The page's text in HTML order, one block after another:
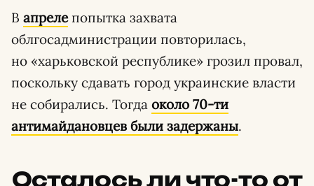
В апрелепопытка захвата
облгосадминистрации повторилась,
но «харьковской республике» грозил провал,
поскольку сдавать город украинские власти
не собирались. Тогда около 70-ти
антимайдановцев были задержаны.
Осталось ли что-то от